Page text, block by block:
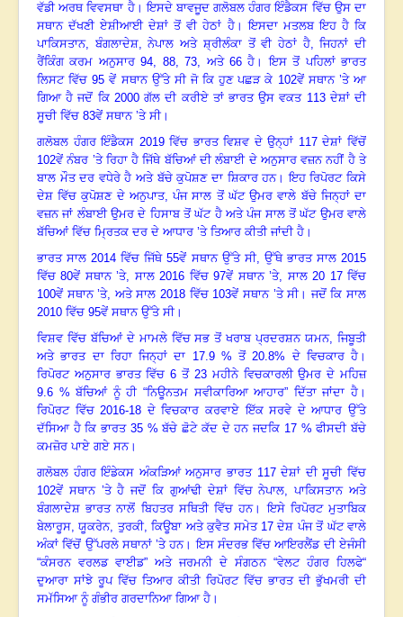
ਵੱਡੀ ਅਰਥ ਵਿਵਸਥਾ ਹੈ। ਇਸਦੇ ਬਾਵਜੂਦ ਗਲੋਬਲ ਹੰਗਰ ਇੰਡੈਕਸ ਵਿੱਚ ਉਸ ਦਾ
ਸਥਾਨ ਦੱਖਣੀ ਏਸ਼ੀਆਈ ਦੇਸ਼ਾਂ ਤੋਂ ਵੀ ਹੇਠਾਂ ਹੈ। ਇਸਦਾ ਮਤਲਬ ਇਹ ਹੈ ਕਿ
ਪਾਕਿਸਤਾਨ, ਬੰਗਲਾਦੇਸ਼, ਨੇਪਾਲ ਅਤੇ ਸ਼੍ਰੀਲੰਕਾ ਤੋਂ ਵੀ ਹੇਠਾਂ ਹੈ, ਜਿਹਨਾਂ ਦੀ
ਰੈਂਕਿੰਗ ਕਰਮ ਅਨੁਸਾਰ 94, 88, 73, ਅਤੇ 66 ਹੈ ।ਇਸ ਤੋਂ ਪਹਿਲਾਂ ਭਾਰਤ
ਲਿਸਟ ਵਿੱਚ95 ਵੇਂ ਸਥਾਨ ਉੱਤੇ ਸੀ ਜੋ ਕਿ ਹੁਣ ਪਛੜ ਕੇ 102ਵੇਂ ਸਥਾਨ ’ਤੇ ਆ
ਗਿਆ ਹੈ ਜਦੋਂ ਕਿ 2000 ਗੱਲ ਦੀ ਕਰੀਏ ਤਾਂ ਭਾਰਤ ਉਸ ਵਕਤ 113 ਦੇਸ਼ਾਂ ਦੀ
ਸੂਚੀ ਵਿੱਚ 83ਵੇਂ ਸਥਾਨ ’ਤੇ ਸੀ।
ਗਲੋਬਲ ਹੰਗਰ ਇੰਡੈਕਸ 2019 ਵਿੱਚ ਭਾਰਤ ਵਿਸ਼ਵ ਦੇ ਉਨ੍ਹਾਂ 117 ਦੇਸ਼ਾਂ ਵਿੱਚੋਂ
102ਵੇਂ ਨੰਬਰ ’ਤੇ ਰਿਹਾ ਹੈ ਜਿੱਥੇ ਬੱਚਿਆਂ ਦੀ ਲੰਬਾਈ ਦੇ ਅਨੁਸਾਰ ਵਜ਼ਨ ਨਹੀਂ ਹੈ ਤੇ
ਬਾਲ ਮੌਤ ਦਰ ਵਧੇਰੇ ਹੈ ਅਤੇ ਬੱਚੇ ਕੁਪੋਸ਼ਣ ਦਾ ਸ਼ਿਕਾਰ ਹਨ।ਇਹ ਰਿਪੋਰਟ ਕਿਸੇ
ਦੇਸ਼ ਵਿੱਚ ਕੁਪੋਸ਼ਣ ਦੇ ਅਨੁਪਾਤ, ਪੰਜ ਸਾਲ ਤੋਂ ਘੱਟ ਉਮਰ ਵਾਲੇ ਬੱਚੇ ਜਿਨ੍ਹਾਂ ਦਾ
ਵਜ਼ਨ ਜਾਂ ਲੰਬਾਈ ਉਮਰ ਦੇ ਹਿਸਾਬ ਤੋਂ ਘੱਟ ਹੈ ਅਤੇ ਪੰਜ ਸਾਲ ਤੋਂ ਘੱਟ ਉਮਰ ਵਾਲੇ
ਬੱਚਿਆਂ ਵਿੱਚ ਮ੍ਰਿਤਕ ਦਰ ਦੇ ਆਧਾਰ ’ਤੇ ਤਿਆਰ ਕੀਤੀ ਜਾਂਦੀ ਹੈ ।
ਭਾਰਤ ਸਾਲ2014 ਵਿੱਚ ਜਿੱਥੇ 55ਵੇਂ ਸਥਾਨ ਉੱਤੇ ਸੀ, ਉੱਥੇ ਭਾਰਤ ਸਾਲ 2015
ਵਿੱਚ 80ਵੇਂ ਸਥਾਨ ’ਤੇ, ਸਾਲ 2016 ਵਿੱਚ 97ਵੇਂ ਸਥਾਨ ’ਤੇ, ਸਾਲ 20 17 ਵਿੱਚ
100ਵੇਂ ਸਥਾਨ ’ਤੇ, ਅਤੇ ਸਾਲ 2018 ਵਿੱਚ 103ਵੇਂ ਸਥਾਨ ’ਤੇ ਸੀ। ਜਦੋਂ ਕਿ ਸਾਲ
2010 ਵਿੱਚ 95ਵੇਂ ਸਥਾਨ ਉੱਤੇ ਸੀ।
ਵਿਸ਼ਵ ਵਿੱਚ ਬੱਚਿਆਂ ਦੇ ਮਾਮਲੇ ਵਿੱਚ ਸਭ ਤੋਂ ਖਰਾਬ ਪ੍ਰਦਰਸ਼ਨ ਯਮਨ, ਜਿਬੂਤੀ
ਅਤੇ ਭਾਰਤ ਦਾ ਰਿਹਾ ਜਿਨ੍ਹਾਂ ਦਾ 17.9 % ਤੋਂ 20.8% ਦੇ ਵਿਚਕਾਰ ਹੈ ।
ਰਿਪੋਰਟ ਅਨੁਸਾਰ ਭਾਰਤ ਵਿੱਚ6 ਤੋਂ 23 ਮਹੀਨੇ ਵਿਚਕਾਰਲੀ ਉਮਰ ਦੇ ਮਹਿਜ਼
9.6 % ਬੱਚਿਆਂ ਨੂੰ ਹੀ “ਨਿਊਨਤਮ ਸਵੀਕਾਰਿਆ ਆਹਾਰ” ਦਿੱਤਾ ਜਾਂਦਾ ਹੈ ।
ਰਿਪੋਰਟ ਵਿੱਚ2016-18 ਦੇ ਵਿਚਕਾਰ ਕਰਵਾਏ ਇੱਕ ਸਰਵੇ ਦੇ ਆਧਾਰ ਉੱਤੇ
ਦੱਸਿਆ ਹੈ ਕਿ ਭਾਰਤ 35 % ਬੱਚੇ ਛੋਟੇ ਕੱਦ ਦੇ ਹਨ ਜਦਕਿ 17 % ਫੀਸਦੀ ਬੱਚੇ
ਕਮਜ਼ੋਰ ਪਾਏ ਗਏ ਸਨ।
ਗਲੋਬਲ ਹੰਗਰ ਇੰਡੇਕਸ ਅੰਕੜਿਆਂ ਅਨੁਸਾਰ ਭਾਰਤ 117 ਦੇਸ਼ਾਂ ਦੀ ਸੂਚੀ ਵਿੱਚ
102ਵੇਂ ਸਥਾਨ ’ਤੇ ਹੈ ਜਦੋਂ ਕਿ ਗੁਆਂਢੀ ਦੇਸ਼ਾਂ ਵਿੱਚ ਨੇਪਾਲ, ਪਾਕਿਸਤਾਨ ਅਤੇ
ਬੰਗਲਾਦੇਸ਼ ਭਾਰਤ ਨਾਲੋਂ ਬਿਹਤਰ ਸਥਿਤੀ ਵਿੱਚ ਹਨ।ਇਸੇ ਰਿਪੋਰਟ ਮੁਤਾਬਿਕ
ਬੇਲਾਰੂਸ, ਯੂਕਰੇਨ, ਤੁਰਕੀ, ਕਿਊਬਾ ਅਤੇ ਕੁਵੈਤ ਸਮੇਤ 17 ਦੇਸ਼ ਪੰਜ ਤੋਂ ਘੱਟ ਵਾਲੇ
ਅੰਕਾਂ ਵਿੱਚੋਂ ਉੱਪਰਲੇ ਸਥਾਨਾਂ ’ਤੇ ਹਨ। ਇਸ ਸੰਦਰਭ ਵਿੱਚ ਆਇਰਲੈਂਡ ਦੀ ਏਜੰਸੀ
“ਕੰਸਰਨ ਵਰਲਡ ਵਾਈਡ” ਅਤੇ ਜਰਮਨੀ ਦੇ ਸੰਗਠਨ “ਵੇਲਟ ਹੰਗਰ ਹਿਲਫੇ“
ਦੁਆਰਾ ਸਾਂਝੇ ਰੂਪ ਵਿੱਚ ਤਿਆਰ ਕੀਤੀ ਰਿਪੋਰਟ ਵਿੱਚ ਭਾਰਤ ਦੀ ਭੁੱਖਮਰੀ ਦੀ
ਸਮੱਸਿਆ ਨੂੰ ਗੰਭੀਰ ਗਰਦਾਨਿਆ ਗਿਆ ਹੈ ।